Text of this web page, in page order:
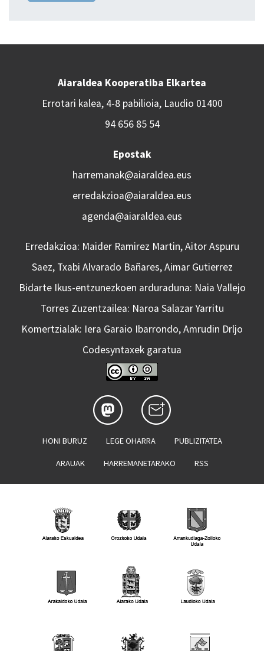
Aiaraldea Kooperatiba Elkartea
Errotari kalea, 4-8 pabilioia, Laudio 01400
94 656 85 54
Epostak
harremanak@aiaraldea.eus
erredakzioa@aiaraldea.eus
agenda@aiaraldea.eus
Erredakzioa: Maider Ramirez Martin, Aitor Aspuru
Saez, Txabi Alvarado Bañares, Aimar Gutierrez
Bidarte Ikus-entzunezkoen arduraduna: Naia Vallejo
Torres Zuzentzailea: Naroa Salazar Yarritu
Komertzialak: Iera Garaio Ibarrondo, Amrudin Drljo
Codesyntaxek garatua
HONI BURUZ LEGE OHARRA PUBLIZITATEA
ARAUAK HARREMANETARAKO RSS